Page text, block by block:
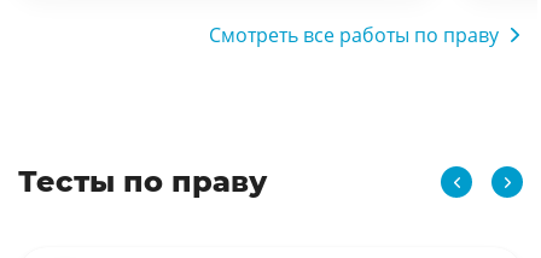
Смотреть все работы по праву
Тесты по праву